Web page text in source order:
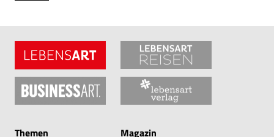
Themen Magazin